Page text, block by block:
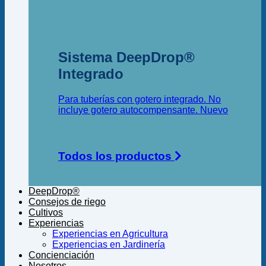
Sistema DeepDrop®
Integrado
Para tuberías con gotero integrado. No
incluye gotero autocompensante.
Todos los productos
DeepDrop®
Consejos de riego
Cultivos
Experiencias
Experiencias en Agricultura
Experiencias en Jardinería
Concienciación